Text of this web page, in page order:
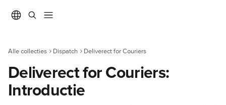
Alle collecties Dispatch Deliverect for Couriers
Deliverect for Couriers:
Introductie